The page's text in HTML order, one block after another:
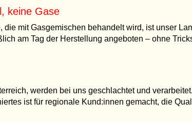
keine Gase
die mit Gasgemischen behandelt wird, ist unser
am Tag der Herstellung angeboten – ohne
werden bei uns geschlachtet und
ist für regionale Kund:innen gemacht, die